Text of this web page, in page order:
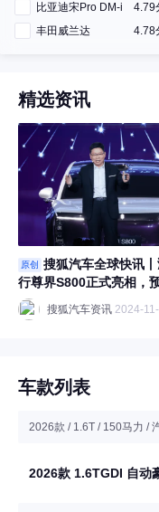
比亚迪宋Pro DM-i
4.79
丰田威兰达
4.78
精选资讯
原创
搜狐汽车全球快讯
行尊界S800正式亮相，
100-150万开启预订
搜狐汽车资讯 2024-
车款列表
2026款 / 1.6T / 150马力 /
2026款 1.6TGDI 自动